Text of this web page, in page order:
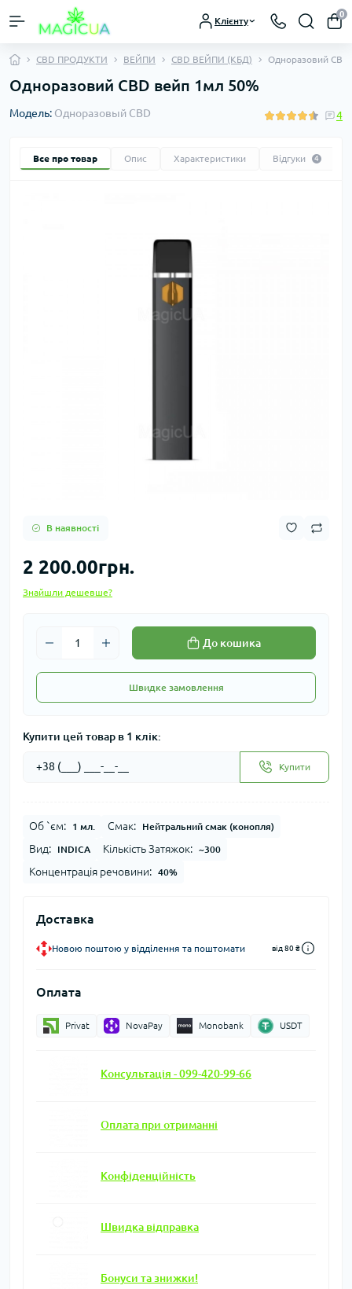
Клієнту
0
CBD ПРОДУКТИ ВЕЙПИ CBD ВЕЙПИ (КБД) Одноразовий
Одноразовий CBD вейп 1мл 50%
Модель: Одноразовый CBD 4
Все про товар Опис Характеристики Відгуки 4
В наявності
2 200.00грн.
Знайшли дешевше?
До кошика
Швидке замовлення
Купити цей товар в 1 клік:
Купити
Об `єм: 1 мл. Смак: Нейтральний смак (конопля)
Вид: INDICA Кількість Затяжок: ~300
Концентрація речовини: 40%
Доставка
Новою поштою у відділення та поштомати від 80 ₴
Оплата
Privat NovaPay Monobank USDT
Консультація - 099-420-99-66
Оплата при отриманні
Конфіденційність
Швидка відправка
Бонуси та знижки!